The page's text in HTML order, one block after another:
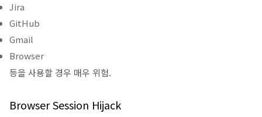
Jira
GitHub
Gmail
Browser
등을 사용할 경우 매우 위험.
Browser Session Hijack